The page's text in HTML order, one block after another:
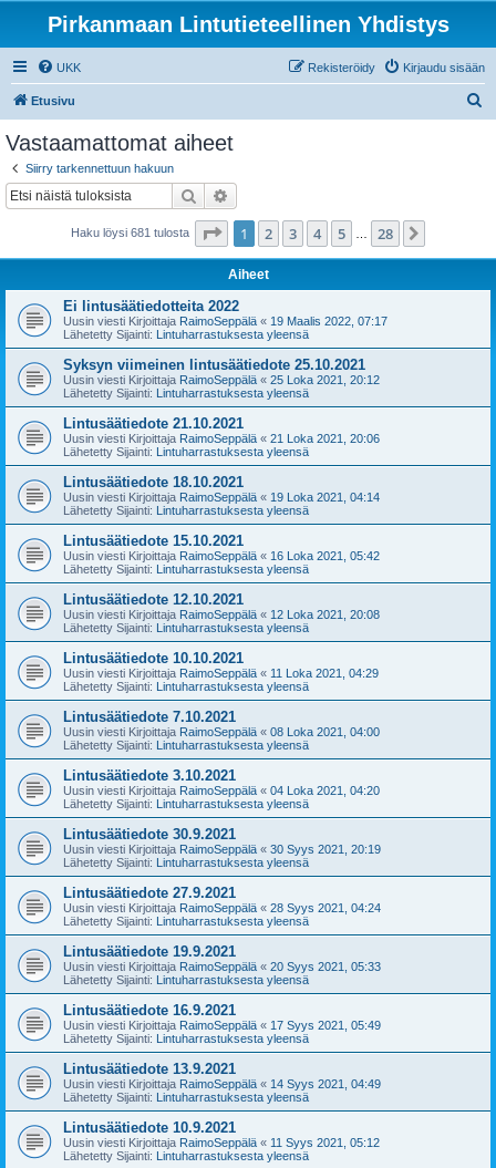
Pirkanmaan Lintutieteellinen Yhdistys
UKK Kirjaudu sisään
Rekisteröidy
Etusivu
Vastaamattomat aiheet
Siirry tarkennettuun hakuun
Etsi
Haku löysi 681 tulosta Sivu /28
1 2 3 4 5 28
Aiheet
Ei lintusäätiedotteita 2022
Uusin viesti Kirjoittaja RaimoSeppälä « 19 Maalis 2022, 07:17
Lähetetty Sijainti: Lintuharrastuksesta yleensä
Syksyn viimeinen lintusäätiedote 25.10.2021
Uusin viesti Kirjoittaja RaimoSeppälä « 25 Loka 2021, 20:12
Lähetetty Sijainti: Lintuharrastuksesta yleensä
Lintusäätiedote 21.10.2021
Uusin viesti Kirjoittaja RaimoSeppälä « 21 Loka 2021, 20:06
Lähetetty Sijainti: Lintuharrastuksesta yleensä
Lintusäätiedote 18.10.2021
Uusin viesti Kirjoittaja RaimoSeppälä « 19 Loka 2021, 04:14
Lähetetty Sijainti: Lintuharrastuksesta yleensä
Lintusäätiedote 15.10.2021
Uusin viesti Kirjoittaja RaimoSeppälä « 16 Loka 2021, 05:42
Lähetetty Sijainti: Lintuharrastuksesta yleensä
Lintusäätiedote 12.10.2021
Uusin viesti Kirjoittaja RaimoSeppälä « 12 Loka 2021, 20:08
Lähetetty Sijainti: Lintuharrastuksesta yleensä
Lintusäätiedote 10.10.2021
Uusin viesti Kirjoittaja RaimoSeppälä « 11 Loka 2021, 04:29
Lähetetty Sijainti: Lintuharrastuksesta yleensä
Lintusäätiedote 7.10.2021
Uusin viesti Kirjoittaja RaimoSeppälä « 08 Loka 2021, 04:00
Lähetetty Sijainti: Lintuharrastuksesta yleensä
Lintusäätiedote 3.10.2021
Uusin viesti Kirjoittaja RaimoSeppälä « 04 Loka 2021, 04:20
Lähetetty Sijainti: Lintuharrastuksesta yleensä
Lintusäätiedote 30.9.2021
Uusin viesti Kirjoittaja RaimoSeppälä « 30 Syys 2021, 20:19
Lähetetty Sijainti: Lintuharrastuksesta yleensä
Lintusäätiedote 27.9.2021
Uusin viesti Kirjoittaja RaimoSeppälä « 28 Syys 2021, 04:24
Lähetetty Sijainti: Lintuharrastuksesta yleensä
Lintusäätiedote 19.9.2021
Uusin viesti Kirjoittaja RaimoSeppälä « 20 Syys 2021, 05:33
Lähetetty Sijainti: Lintuharrastuksesta yleensä
Lintusäätiedote 16.9.2021
Uusin viesti Kirjoittaja RaimoSeppälä « 17 Syys 2021, 05:49
Lähetetty Sijainti: Lintuharrastuksesta yleensä
Lintusäätiedote 13.9.2021
Uusin viesti Kirjoittaja RaimoSeppälä « 14 Syys 2021, 04:49
Lähetetty Sijainti: Lintuharrastuksesta yleensä
Lintusäätiedote 10.9.2021
Uusin viesti Kirjoittaja RaimoSeppälä « 11 Syys 2021, 05:12
Lähetetty Sijainti: Lintuharrastuksesta yleensä